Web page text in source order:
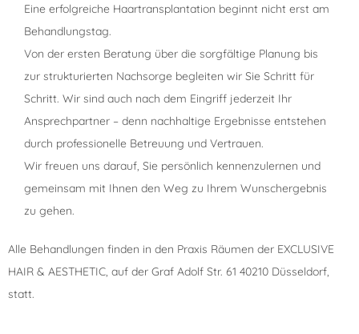
Eine erfolgreiche Haartransplantation beginnt nicht erst am
Behandlungstag.
Von der ersten Beratung über die sorgfältige Planung bis
zur strukturierten Nachsorge begleiten wir Sie Schritt für
Schritt. Wir sind auch nach dem Eingriff jederzeit Ihr
Ansprechpartner – denn nachhaltige Ergebnisse entstehen
durch professionelle Betreuung und Vertrauen.
Wir freuen uns darauf, Sie persönlich kennenzulernen und
gemeinsam mit Ihnen den Weg zu Ihrem Wunschergebnis
zu gehen.
Alle Behandlungen finden in den Praxis Räumen der EXCLUSIVE
HAIR & AESTHETIC, auf der Graf Adolf Str. 61 40210 Düsseldorf,
statt.